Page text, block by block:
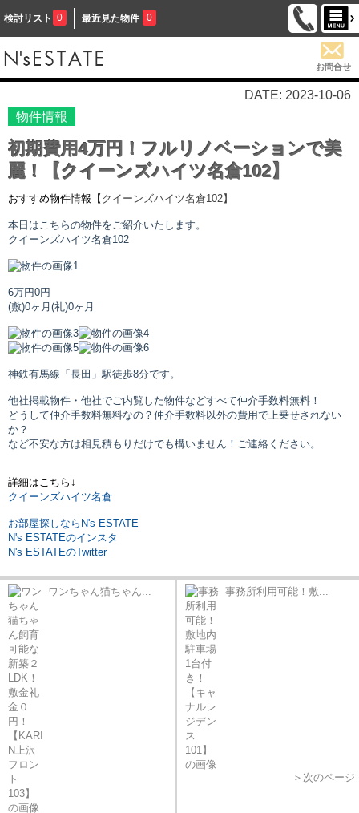
検討リスト 0 最近見た物件 0
お問合せ
DATE: 2023-10-06
物件情報
初期費用4万円！フルリノベーションで美
麗！【クイーンズハイツ名倉102】
おすすめ物件情報【 クイーンズハイツ名倉102】
本日はこちらの物件をご紹介いたします。
クイーンズハイツ名倉102
6万円0円
(敷)0ヶ月 (礼)0ヶ月
神鉄有馬線「長田」駅徒歩8分です。
他社掲載物件・他社でご内覧した物件などすべて仲介手数料無料！
どうして仲介手数料無料なの？仲介手数料以外の費用で上乗せされない
か？
など不安な方は相見積もりだけでも構いません！ご連絡ください。
詳細はこちら↓
クイーンズハイツ名倉
お部屋探しならN's ESTATE
N's ESTATEのインスタ
N's ESTATEのTwitter
ワンちゃん猫ちゃん... 事務所利用可能！敷...
＞次のページ